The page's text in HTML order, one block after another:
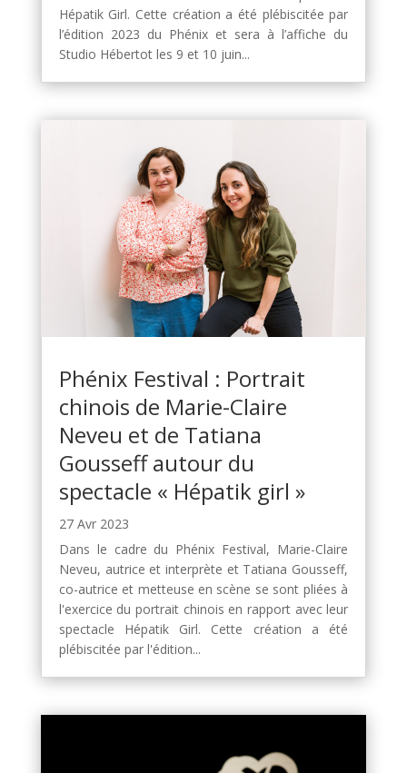
Hépatik Girl. Cette création a été plébiscitée par
l’édition 2023 du Phénix et sera à l’affiche du
Studio Hébertot les 9 et 10 juin...
Phénix Festival : Portrait
chinois de Marie-Claire
Neveu et de Tatiana
Gousseff autour du
spectacle « Hépatik girl »
27 Avr 2023
Dans le cadre du Phénix Festival, Marie-Claire
Neveu, autrice et interprète et Tatiana Gousseff,
co-autrice et metteuse en scène se sont pliées à
l'exercice du portrait chinois en rapport avec leur
spectacle Hépatik Girl. Cette création a été
plébiscitée par l'édition...